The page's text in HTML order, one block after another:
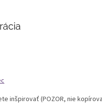
inšpirovať (POZOR, nie